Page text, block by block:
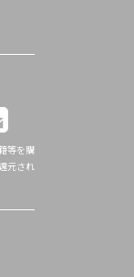
等を購
元され